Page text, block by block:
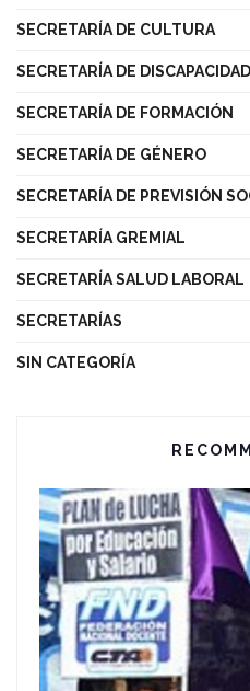
SECRETARÍA DE CULTURA
SECRETARÍA DE DISCAPACIDAD
SECRETARÍA DE FORMACIÓN
SECRETARÍA DE GÉNERO
SECRETARÍA DE PREVISIÓN
SECRETARÍA GREMIAL
SECRETARÍA SALUD LABORAL
SECRETARÍAS
SIN CATEGORÍA